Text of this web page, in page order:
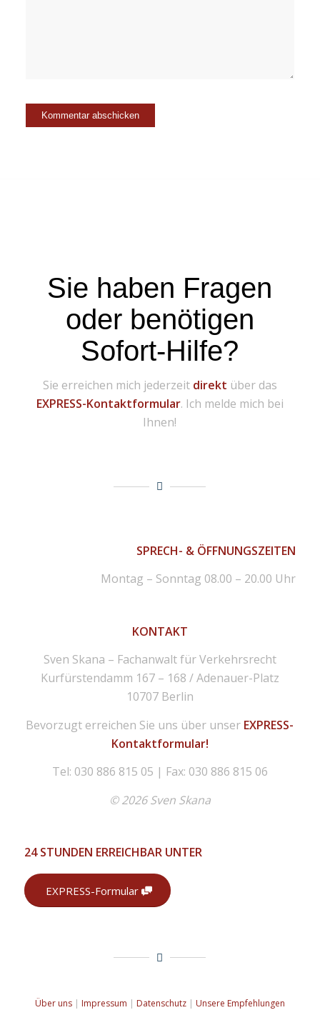
Sie haben Fragen
oder benötigen
Sofort-Hilfe?
Sie erreichen mich jederzeit direkt über das
EXPRESS-Kontaktformular. Ich melde mich bei
Ihnen!
SPRECH- & ÖFFNUNGSZEITEN
Montag – Sonntag 08.00 – 20.00 Uhr
KONTAKT
Sven Skana – Fachanwalt für Verkehrsrecht
Kurfürstendamm 167 – 168 / Adenauer-Platz
10707 Berlin
Bevorzugt erreichen Sie uns über unser EXPRESS-
Kontaktformular!
Tel: 030 886 815 05 | Fax: 030 886 815 06
© 2026 Sven Skana
24 STUNDEN ERREICHBAR UNTER
EXPRESS-Formular
Über uns| Impressum | Datenschutz | Unsere Empfehlungen